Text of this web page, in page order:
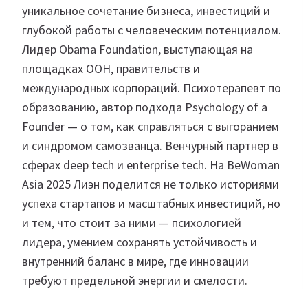
уникальное сочетание бизнеса, инвестиций и
глубокой работы с человеческим потенциалом.
Лидер Obama Foundation, выступающая на
площадках ООН, правительств и
международных корпораций. Психотерапевт по
образованию, автор подхода Psychology of a
Founder — о том, как справляться с выгоранием
и синдромом самозванца. Венчурный партнер в
сферах deep tech и enterprise tech. На BeWoman
Asia 2025 Лиэн поделится не только историями
успеха стартапов и масштабных инвестиций, но
и тем, что стоит за ними — психологией
лидера, умением сохранять устойчивость и
внутренний баланс в мире, где инновации
требуют предельной энергии и смелости.